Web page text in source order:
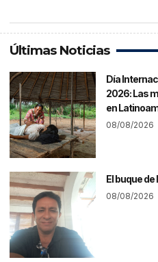
Últimas Noticias
Día
2026: Las
en
08/08/2026
El buque
08/08/2026